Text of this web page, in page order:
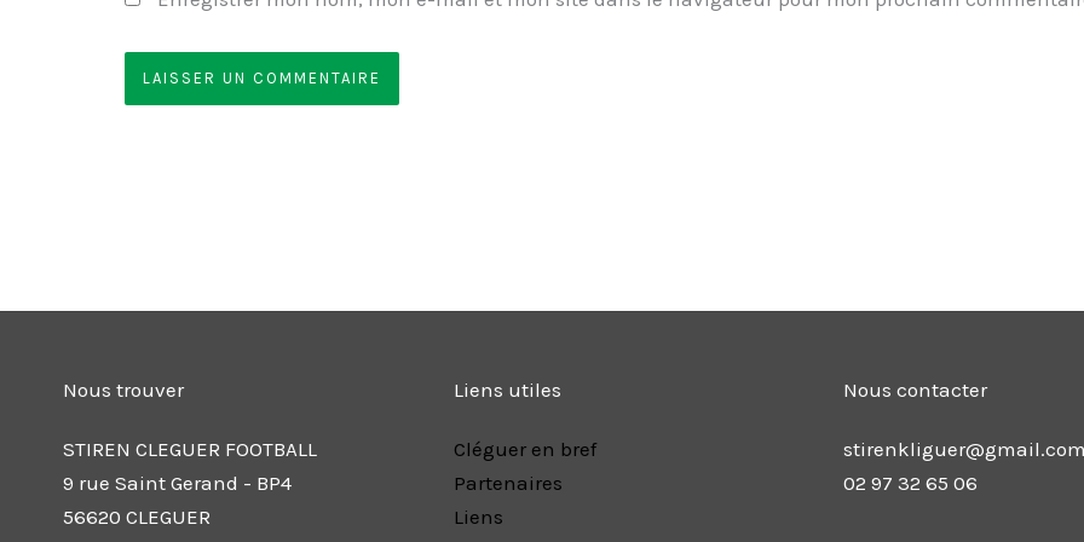
Nous trouver
STIREN CLEGUER FOOTBALL
9 rue Saint Gerand - BP4
56620 CLEGUER
Liens utiles
Cléguer en bref
Partenaires
Liens
Nous contacter
02 97 32 65 06